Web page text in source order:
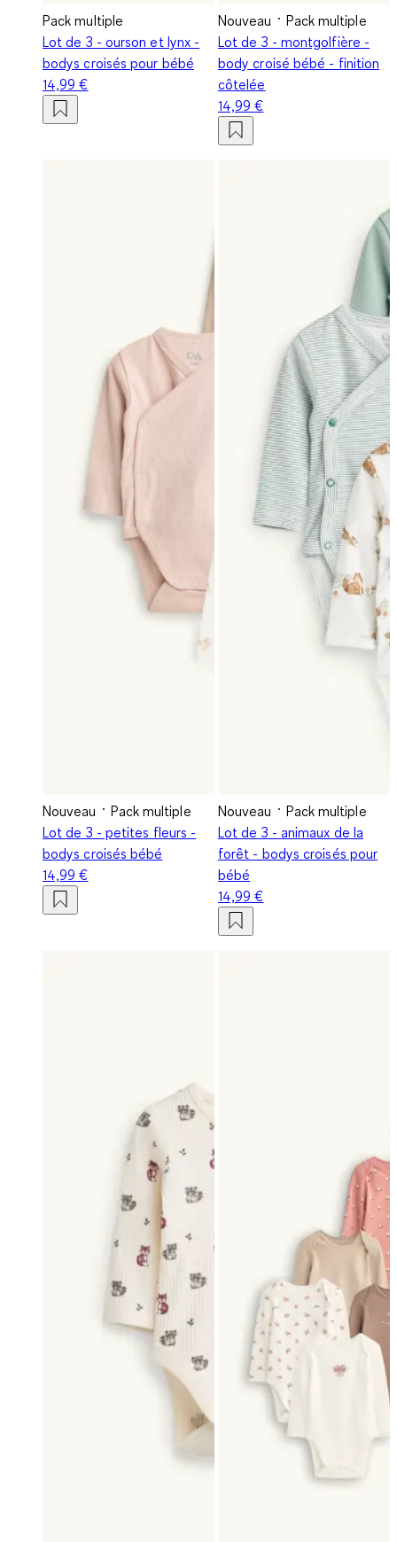
Pack multiple
Lot de 3 - ourson et lynx -
bodys croisés pour bébé
14,99 €
Nouveau
Pack multiple
Lot de 3 - montgolfière -
body croisé bébé - finition
côtelée
14,99 €
Nouveau
Pack multiple
Lot de 3 - petites fleurs -
bodys croisés bébé
14,99 €
Nouveau
Pack multiple
Lot de 3 - animaux de la
forêt - bodys croisés pour
bébé
14,99 €